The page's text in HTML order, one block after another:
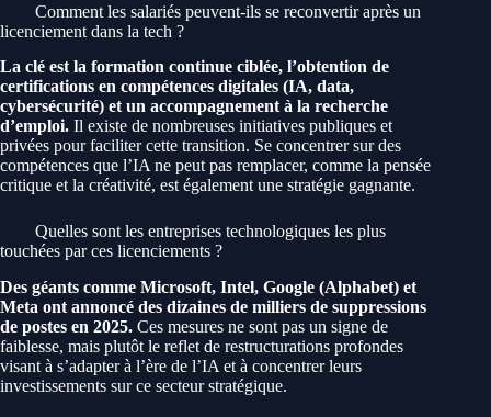
Comment les salariés peuvent-ils se reconvertir après un
licenciement dans la tech ?
La clé est la formation continue ciblée, l’obtention de
certifications en compétences digitales (IA, data,
cybersécurité) et un accompagnement à la recherche
d’emploi. Il existe de nombreuses initiatives publiques et
privées pour faciliter cette transition. Se concentrer sur des
compétences que l’IA ne peut pas remplacer, comme la pensée
critique et la créativité, est également une stratégie gagnante.
Quelles sont les entreprises technologiques les plus
touchées par ces licenciements ?
Des géants comme Microsoft, Intel, Google (Alphabet) et
Meta ont annoncé des dizaines de milliers de suppressions
de postes en 2025. Ces mesures ne sont pas un signe de
faiblesse, mais plutôt le reflet de restructurations profondes
visant à s’adapter à l’ère de l’IA et à concentrer leurs
investissements sur ce secteur stratégique.